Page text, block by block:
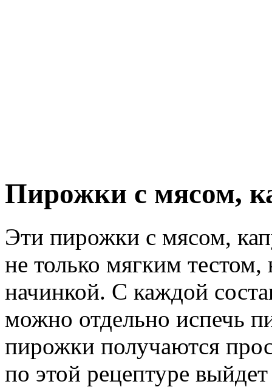
Пирожки с мясом,
Эти пирожки с мясом,
не только мягким
начинкой. С каждой
можно отдельно испечь
пирожки получаются
по этой рецептуре